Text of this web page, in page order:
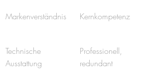
Markenverständnis Kernkompetenz
Technische
Ausstattung
Professionell,
redundant